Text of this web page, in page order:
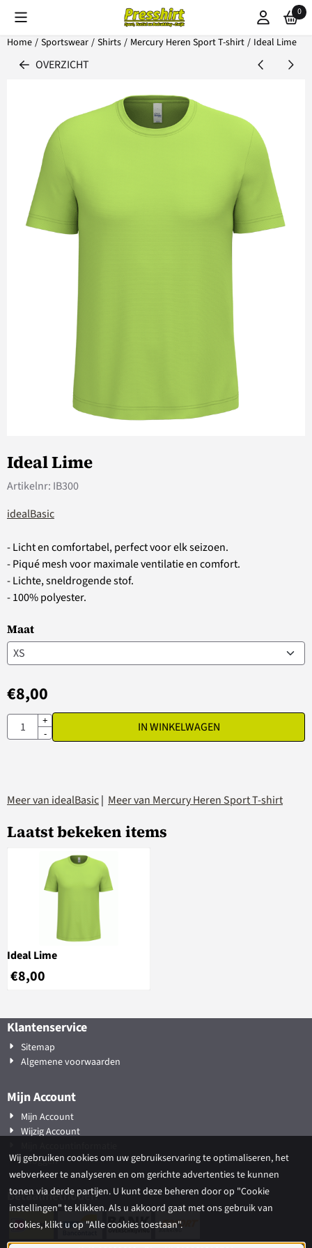
Cookievoorkeuren zijn beschikbaar. Kies instellingen of sta alle 0
Home / Sportswear / Shirts / Mercury Heren Sport T-shirt / Ideal Lime
OVERZICHT
Ideal Lime
Artikelnr: IB300
idealBasic
- Licht en comfortabel, perfect voor elk seizoen.
- Piqué mesh voor maximale ventilatie en comfort.
- Lichte, sneldrogende stof.
- 100% polyester.
Maat
€8,00
Aantal
+
-
IN WINKELWAGEN
Meer van idealBasic| Meer van Mercury Heren Sport T-shirt
Laatst bekeken items
Ideal Lime
€8,00
Klantenservice
Sitemap
Algemene voorwaarden
Mijn Account
Mijn Account
Wijzig Account
Inloggen
Betaalmethoden
Wij gebruiken cookies om uw gebruikservaring te optimaliseren, het
webverkeer te analyseren en om gerichte advertenties te kunnen
tonen via derde partijen. U kunt deze beheren door op "Cookie
instellingen" te klikken. Als u akkoord gaat met ons gebruik van
cookies, klikt u op "Alle cookies toestaan".